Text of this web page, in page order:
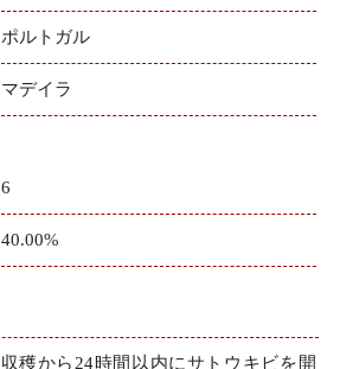
ポルトガル
マデイラ
6
40.00%
収穫から24時間以内にサトウキビを開